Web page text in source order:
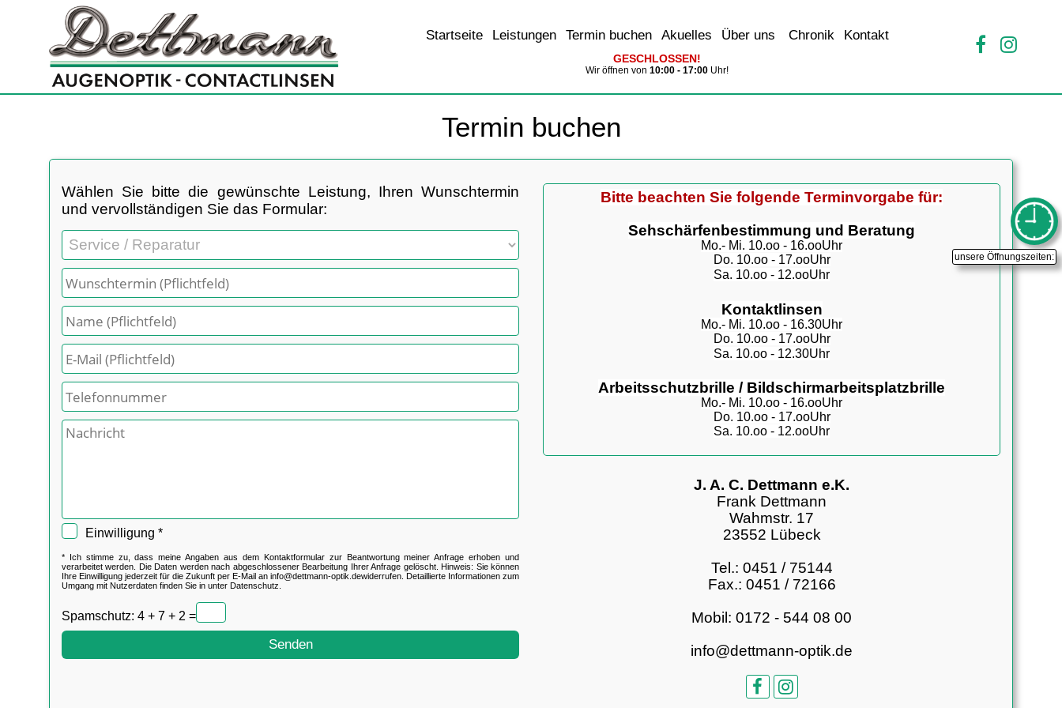
Startseite Leistungen Termin buchen Akuelles Über uns Chronik Kontakt
GESCHLOSSEN!
Wir öffnen von10:00 - 17:00 Uhr!
Termin buchen
Wählen Sie bitte die gewünschte Leistung, Ihren Wunschtermin
und vervollständigen Sie das Formular:
Einwilligung *
* Ich stimme zu, dass meine Angaben aus dem Kontaktformular zur Beantwortung meiner Anfrage erhoben und
verarbeitet werden. Die Daten werden nach abgeschlossener Bearbeitung Ihrer Anfrage gelöscht. Hinweis: Sie können
Ihre Einwilligung jederzeit für die Zukunft per E-Mail an info@dettmann-optik.dewiderrufen. Detaillierte Informationen zum
Umgang mit Nutzerdaten finden Sie in unter Datenschutz.
Spamschutz: 4 + 7 + 2 =
Bitte beachten Sie folgende Terminvorgabe für:
Sehschärfenbestimmung und Beratung
Mo.- Mi. 10.oo - 16.ooUhr
Do. 10.oo - 17.ooUhr
Sa. 10.oo - 12.ooUhr
Kontaktlinsen
Mo.- Mi. 10.oo - 16.30Uhr
Do. 10.oo - 17.ooUhr
Sa. 10.oo - 12.30Uhr
Arbeitsschutzbrille / Bildschirmarbeitsplatzbrille
Mo.- Mi. 10.oo - 16.ooUhr
Do. 10.oo - 17.ooUhr
Sa. 10.oo - 12.ooUhr
J. A. C. Dettmann e.K.
Frank Dettmann
Wahmstr. 17
23552 Lübeck
Tel.: 0451 / 75144
Fax.: 0451 / 72166
Mobil: 0172 - 544 08 00
info@dettmann-optik.de
unsere Öffnungszeiten: